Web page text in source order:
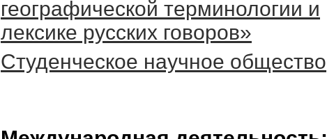
географической терминологии и
лексике русских говоров»
Студенческое научное общество